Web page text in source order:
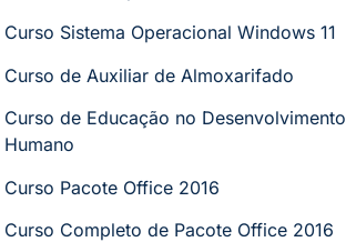
Curso Sistema Operacional Windows 11
Curso de Auxiliar de Almoxarifado
Curso de Educação no Desenvolvimento
Humano
Curso Pacote Office 2016
Curso Completo de Pacote Office 2016